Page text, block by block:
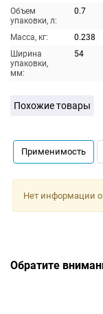
Объем
упаковки, л:
0.7
Масса, кг:
0.238
Ширина
упаковки,
мм:
54
Похожие товары
Применимость
Нет информации
Обратите